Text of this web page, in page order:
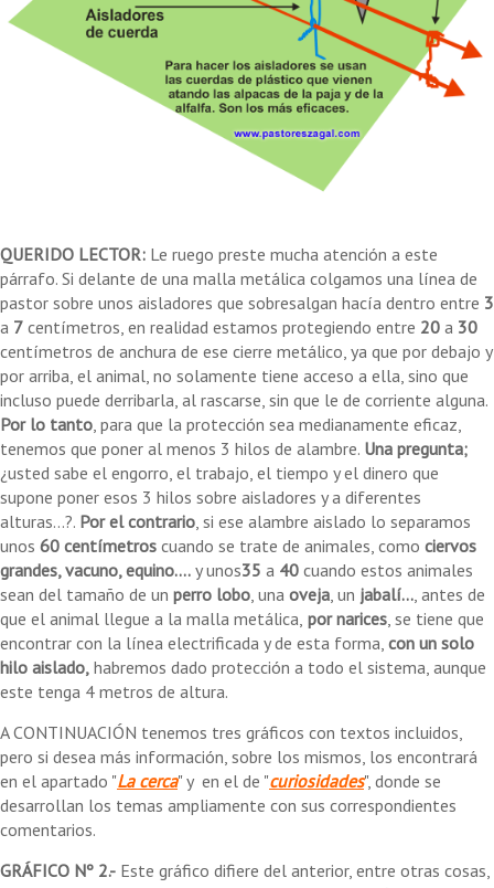
QUERIDO LECTOR: Le ruego preste mucha atención a este
párrafo. Si delante de una malla metálica colgamos una línea de
pastor sobre unos aisladores que sobresalgan hacía dentro entre 3
a 7 centímetros, en realidad estamos protegiendo entre 20 a 30
centímetros de anchura de ese cierre metálico, ya que por debajo y
por arriba, el animal, no solamente tiene acceso a ella, sino que
incluso puede derribarla, al rascarse, sin que le de corriente alguna.
Por lo tanto, para que la protección sea medianamente eficaz,
tenemos que poner al menos 3 hilos de alambre. Una pregunta;
¿usted sabe el engorro, el trabajo, el tiempo y el dinero que
supone poner esos 3 hilos sobre aisladores y a diferentes
alturas...?. Por el contrario, si ese alambre aislado lo separamos
unos 60 centímetros cuando se trate de animales, como ciervos
grandes, vacuno, equino.... y unos35 a 40 cuando estos animales
sean del tamaño de un perro lobo, una oveja, un jabalí..., antes de
que el animal llegue a la malla metálica, por narices, se tiene que
encontrar con la línea electrificada y de esta forma, con un solo
hilo aislado, habremos dado protección a todo el sistema, aunque
este tenga 4 metros de altura.
A CONTINUACIÓN tenemos tres gráficos con textos incluidos,
pero si desea más información, sobre los mismos, los encontrará
en el apartado "La cerca" y en el de "curiosidades", donde se
desarrollan los temas ampliamente con sus correspondientes
comentarios.
GRÁFICO Nº 2.- Este gráfico difiere del anterior, entre otras cosas,